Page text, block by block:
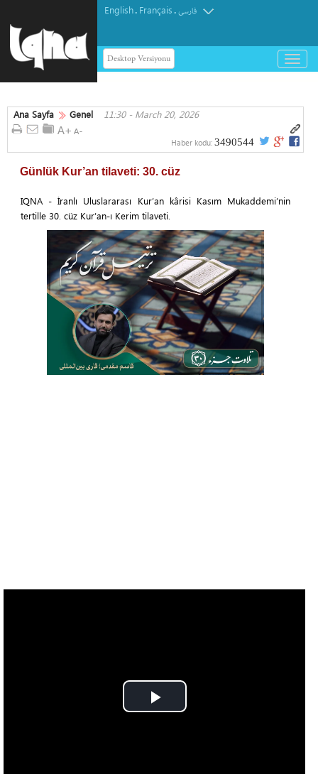
English. Français.فارسی
Desktop Versiyonu
باز
و
کردن
Ana Sayfa Genel 11:30 - March 20, 2026
Haber kodu: 3490544
Günlük Kur’an tilaveti: 30. cüz
IQNA - İranlı Uluslararası Kur’an kârisi Kasım Mukaddemi’nin
tertille 30. cüz Kur’an-ı Kerim tilaveti.
Play